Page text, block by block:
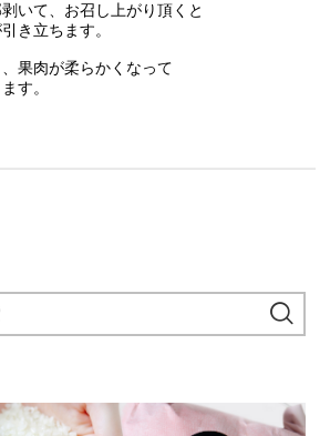
いて、お召し上がり頂くと
き立ちます。
果肉が柔らかくなって
す。